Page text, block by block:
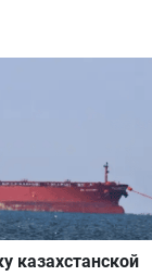
казахстанской